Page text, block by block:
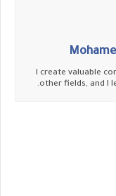
I create valuable
other fields, and I